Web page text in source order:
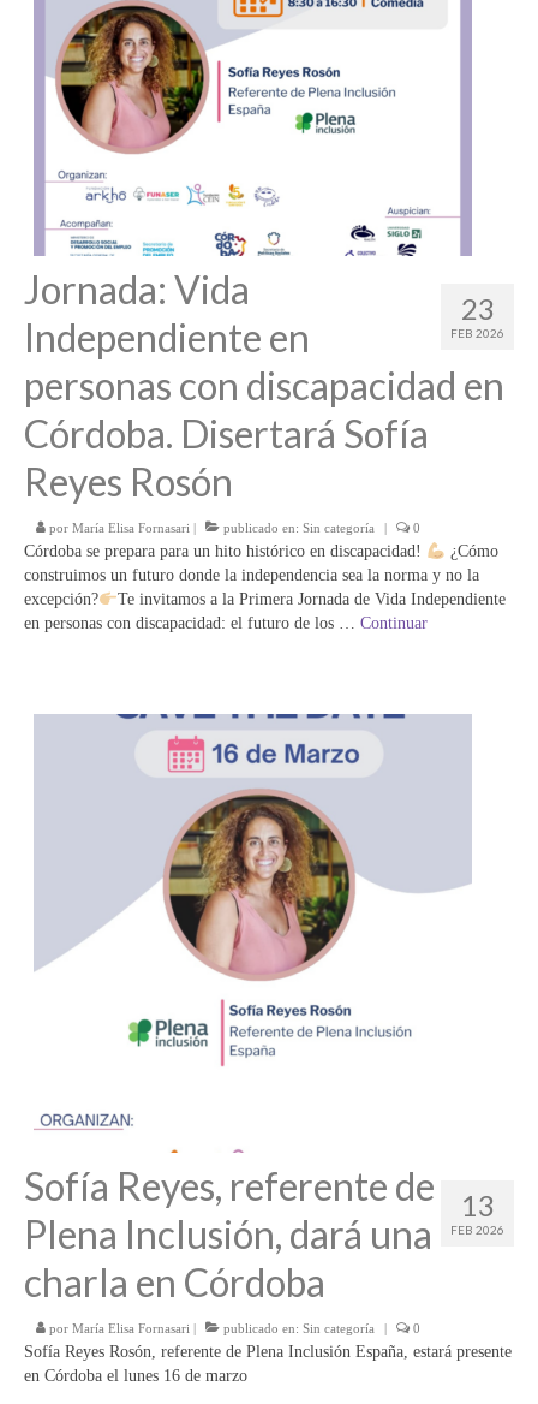
Cargar más Seguir en Instagram
23
FEB 2026
Jornada: Vida
Independiente en
personas con discapacidad en
Córdoba. Disertará Sofía
Reyes Rosón
por María Elisa Fornasari publicado en: Sin categoría 0
Córdoba se prepara para un hito histórico en discapacidad!
¿Cómo
construimos un futuro donde la independencia sea la norma y no la
excepción?
Te invitamos a la Primera Jornada de Vida Independiente
en personas con discapacidad: el futuro de los … Continuar
13
FEB 2026
Sofía Reyes, referente de
Plena Inclusión, dará una
charla en Córdoba
por María Elisa Fornasari | publicado en: Sin categoría | 0
Sofía Reyes Rosón, referente de Plena Inclusión España, estará presente
en Córdoba el lunes 16 de marzo